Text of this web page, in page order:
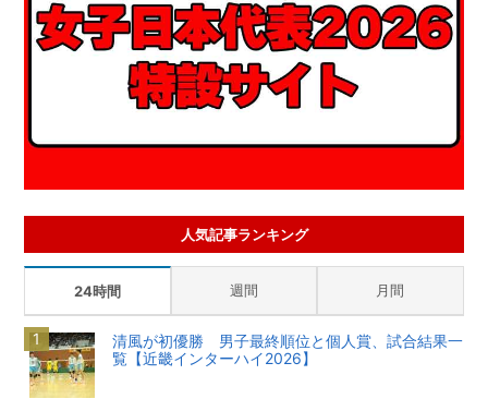
人気記事ランキング
24時間 週間 月間
清風が初優勝 男子最終順位と個人賞、試合結果一
覧【近畿インターハイ2026】